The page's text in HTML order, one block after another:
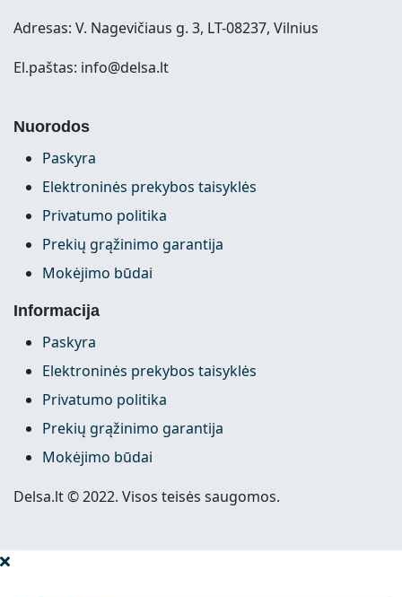
Adresas: V. Nagevičiaus g. 3, LT-08237, Vilnius
El.paštas: info@delsa.lt
Nuorodos
Paskyra
Elektroninės prekybos taisyklės
Privatumo politika
Prekių grąžinimo garantija
Mokėjimo būdai
Informacija
Paskyra
Elektroninės prekybos taisyklės
Privatumo politika
Prekių grąžinimo garantija
Mokėjimo būdai
Delsa.lt © 2022. Visos teisės saugomos.